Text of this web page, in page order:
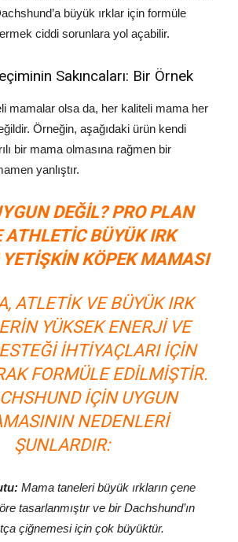
büyük ırklar için formüle
ciddi sorunlara yol açabilir.
Sakıncaları: Bir Örnek
mamalar olsa da, her kaliteli mama her
Örneğin, aşağıdaki ürün kendi
bir mama olmasına rağmen bir
yanlıştır.
DEĞIL? PRO PLAN
ATHLETIC BÜYÜK IRK
KÖPEK MAMASI
ATLETIK VE BÜYÜK IRK
YÜKSEK ENERJI VE
IHTIYAÇLARI IÇIN
FORMÜLE EDILMIŞTIR.
IÇIN UYGUN
NEDENLERI
ŞUNLARDIR:
Mama taneleri büyük ırkların çene
tasarlanmıştır ve bir Dachshund’ın
çiğnemesi için çok büyüktür.